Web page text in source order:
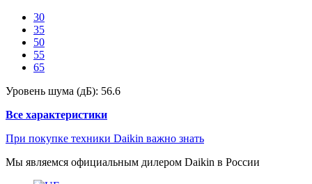
30
35
50
55
65
Уровень шума (дБ): 56.6
Все характеристики
При покупке техники Daikin важно знать
Мы являемся официальным дилером Daikin в России